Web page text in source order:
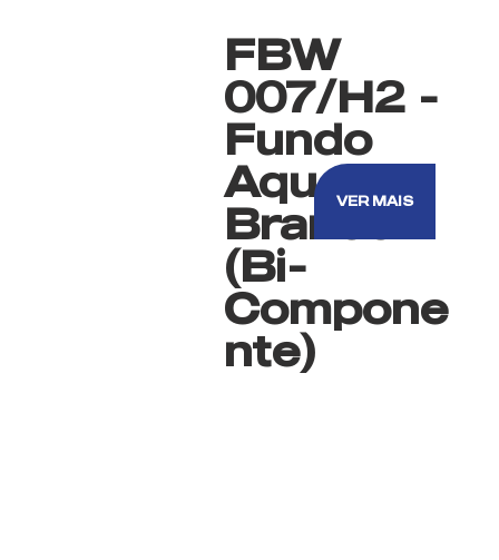
FBW
007/H2 -
Fundo
Aquoso
Branco
(Bi-
Compone
nte)
VER MAIS